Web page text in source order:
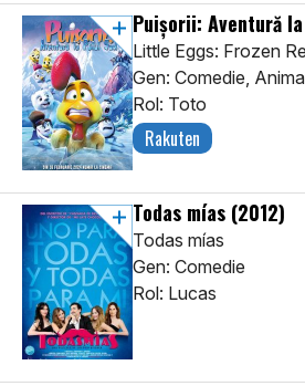
Puișorii: Aventură
Little Eggs: Frozen
Gen: Comedie,
Rol: Toto
Rakuten
Todas mías (2012)
Todas mías
Gen: Comedie
Rol: Lucas